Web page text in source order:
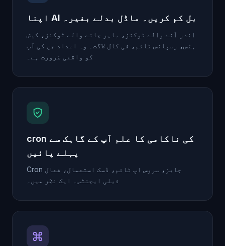
اپنا AI بل کم کریں۔ ماڈل بدلے بغیر۔
اندر آنے والے ٹوکنز، باہر جانے والے ٹوکنز، کیش
ہٹس، رسپانس ٹائم، فی کال لاگت۔ وہ اعداد جن کی آپ
کو واقعی ضرورت ہے۔
cron کی ناکامی کا علم آپ کے گاہک سے
پہلے پائیں
Cron جابز، سروس اپ ٹائم، ڈسک استعمال، فعال
ذیلی ایجنٹس۔ ایک نظر میں۔